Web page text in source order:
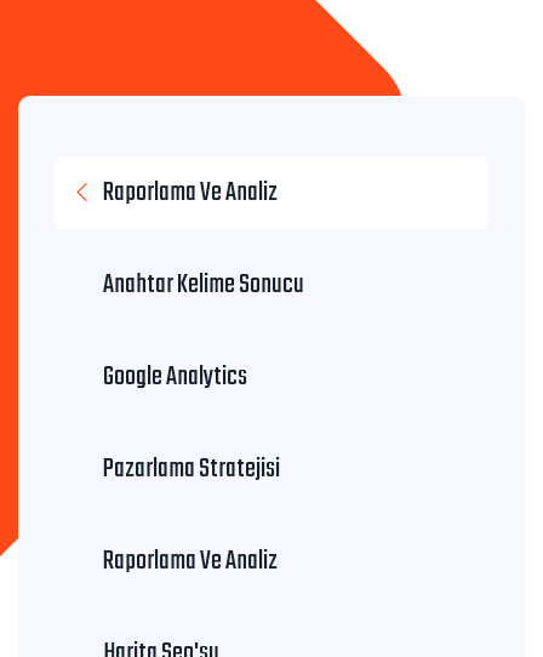
Raporlama Ve Analiz
Anahtar Kelime Sonucu
Google Analytics
Pazarlama Stratejisi
Raporlama Ve Analiz